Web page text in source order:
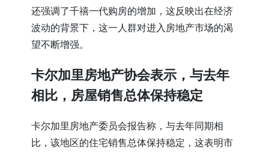
还强调了千禧一代购房的增加，这反映出在经济
波动的背景下，这一人群对进入房地产市场的渴
望不断增强。
卡尔加里房地产协会表示，与去年
相比，房屋销售总体保持稳定
卡尔加里房地产委员会报告称，与去年同期相
比，该地区的住宅销售总体保持稳定，这表明市